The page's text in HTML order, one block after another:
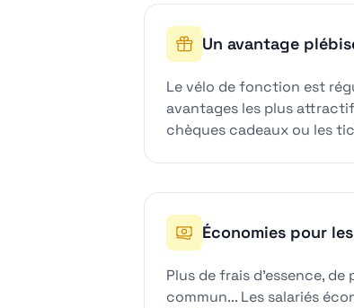
Un avantage
Le vélo de fonction est
avantages les plus
chèques cadeaux ou les
Économies pour
Plus de frais d'essence,
commun... Les salariés